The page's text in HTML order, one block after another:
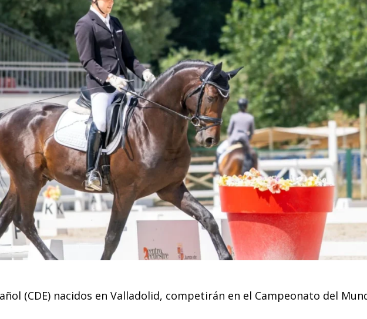
(CDE) nacidos en Valladolid, competirán en el Campeonato del